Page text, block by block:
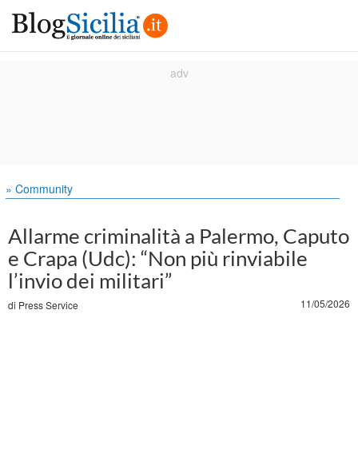
» Community
Allarme criminalità a Palermo, Caputo
e Crapa (Udc): “Non più rinviabile
l’invio dei militari”
di Press Service 11/05/2026